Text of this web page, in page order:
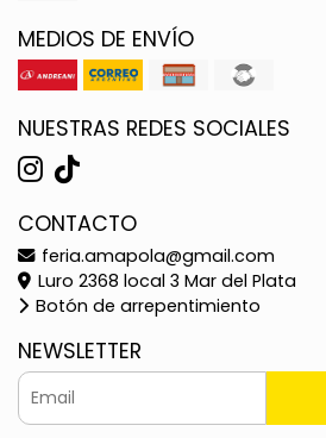
MEDIOS DE ENVÍO
NUESTRAS REDES SOCIALES
CONTACTO
feria.amapola@gmail.com
Luro 2368 local 3 Mar del Plata
Botón de arrepentimiento
NEWSLETTER